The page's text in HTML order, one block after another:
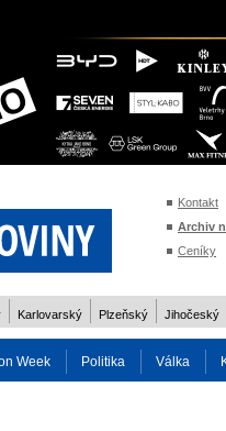
Kontakt
Archiv
Ceníky
Karlovarský Plzeňský Jihočeský
Week Politika Válka